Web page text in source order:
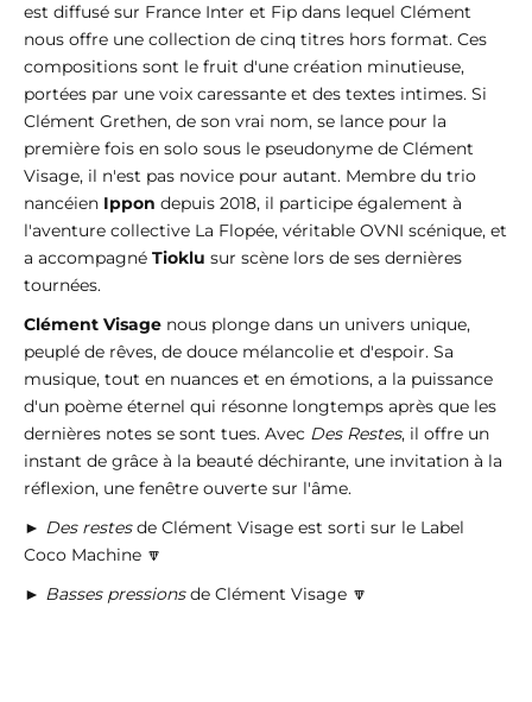
est diffusé sur France Inter et Fip dans lequel Clément
nous offre une collection de cinq titres hors format. Ces
compositions sont le fruit d'une création minutieuse,
portées par une voix caressante et des textes intimes. Si
Clément Grethen, de son vrai nom, se lance pour la
première fois en solo sous le pseudonyme de Clément
Visage, il n'est pas novice pour autant. Membre du trio
nancéien Ippon depuis 2018, il participe également à
l'aventure collective La Flopée, véritable OVNI scénique, et
a accompagné Tioklu sur scène lors de ses dernières
tournées.
Clément Visage nous plonge dans un univers unique,
peuplé de rêves, de douce mélancolie et d'espoir. Sa
musique, tout en nuances et en émotions, a la puissance
d'un poème éternel qui résonne longtemps après que les
dernières notes se sont tues. Avec Des Restes, il offre un
instant de grâce à la beauté déchirante, une invitation à la
réflexion, une fenêtre ouverte sur l'âme.
► Des restesde Clément Visage est sorti sur le Label
Coco Machine 🔽
► Basses pressionsde Clément Visage 🔽